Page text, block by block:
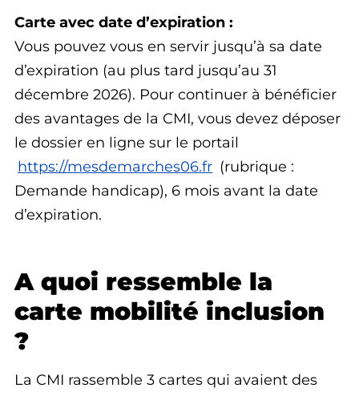
Carte avec date d’expiration :
Vous pouvez vous en servir jusqu’à sa date
d’expiration (au plus tard jusqu’au 31
décembre 2026). Pour continuer à bénéficier
des avantages de la CMI, vous devez déposer
le dossier en ligne sur le portail
https://mesdemarches06.fr (rubrique :
Demande handicap), 6 mois avant la date
d’expiration.
A quoi ressemble la
carte mobilité inclusion
?
La CMI rassemble 3 cartes qui avaient des